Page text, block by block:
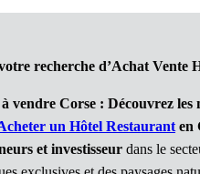
recherche d’Achat Vente
vendre Corse : Découvrez les
un Hôtel Restaurant en
et investisseur dans le